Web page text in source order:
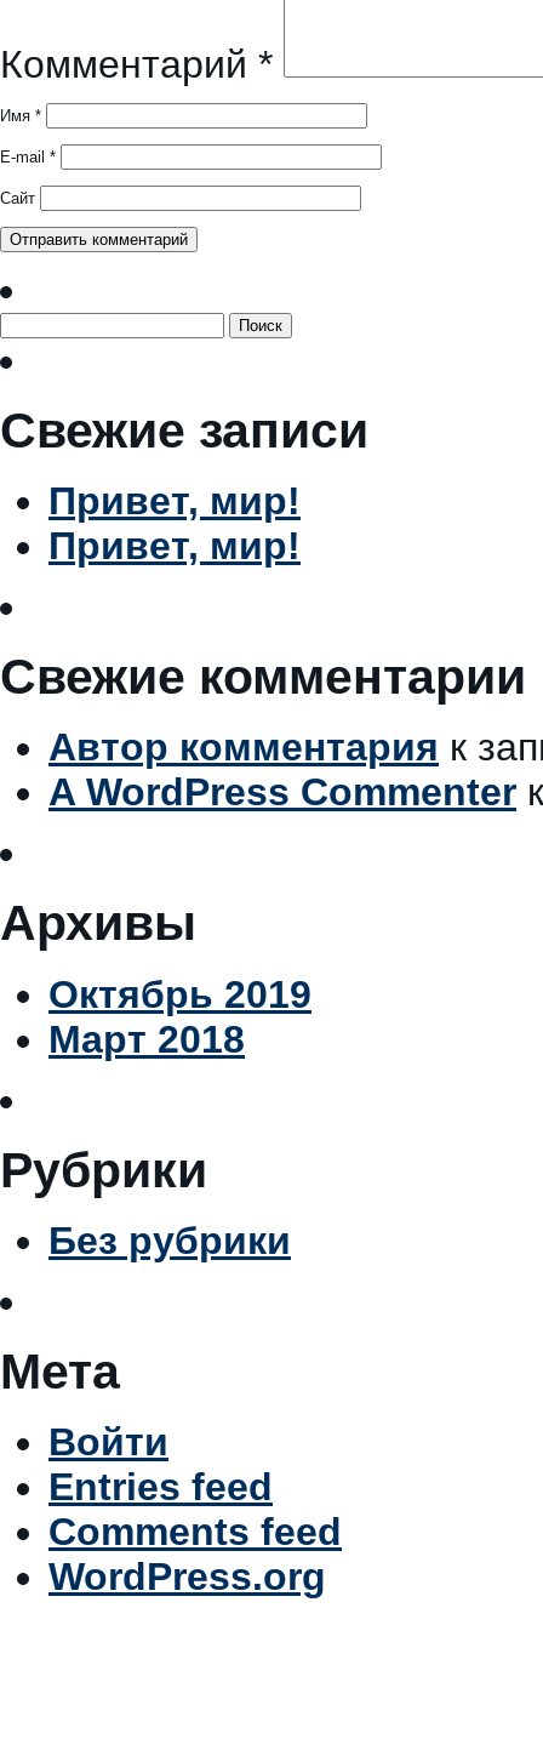
Комментарий *
Имя *
E-mail *
Сайт
Найти:
Свежие записи
Привет, мир!
Привет, мир!
Свежие комментарии
Автор комментария к
A WordPress Commenter
Архивы
Октябрь 2019
Март 2018
Рубрики
Без рубрики
Мета
Войти
Entries feed
Comments feed
WordPress.org